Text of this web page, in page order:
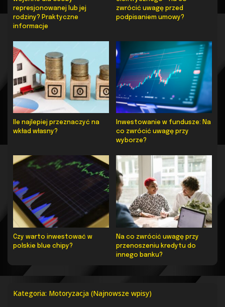
represjonowanej lub jej
rodziny? Praktyczne
informacje
zwrócić uwagę przed
podpisaniem umowy?
Ile najlepiej przeznaczyć na
wkład własny?
Inwestowanie w fundusze: Na
co zwrócić uwagę przy
wyborze?
Czy warto inwestować w
polskie blue chipy?
Na co zwrócić uwagę przy
przenoszeniu kredytu do
innego banku?
Kategoria: Motoryzacja (Najnowsze wpisy)